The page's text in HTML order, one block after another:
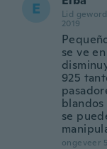
E
Lid
2019
se ve
925
se
ongeveer